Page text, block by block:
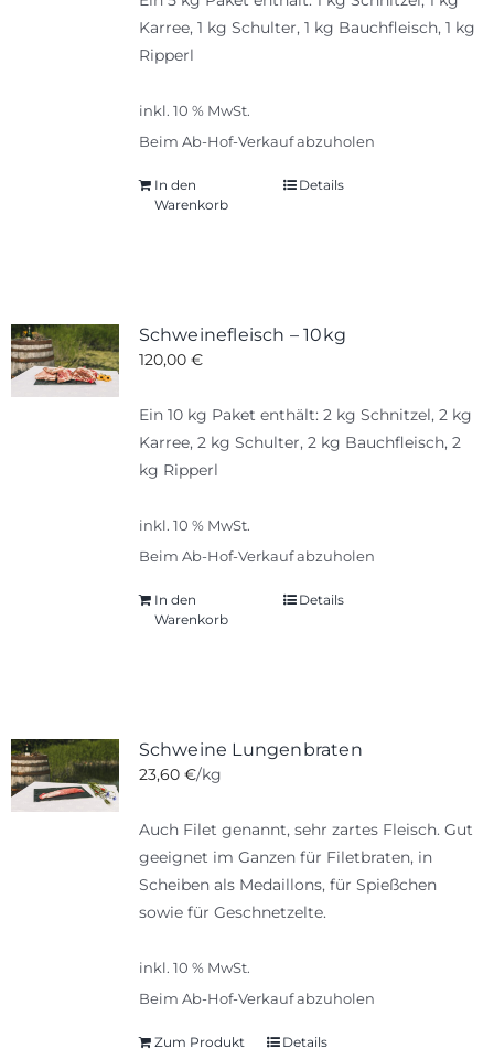
Karree, 1 kg Schulter, 1 kg Bauchfleisch, 1 kg
Ripperl
inkl. 10 % MwSt.
Beim Ab-Hof-Verkauf abzuholen
In den
Warenkorb
Details
Schweinefleisch – 10kg
120,00 €
Ein 10 kg Paket enthält: 2 kg Schnitzel, 2 kg
Karree, 2 kg Schulter, 2 kg Bauchfleisch, 2
kg Ripperl
inkl. 10 % MwSt.
Beim Ab-Hof-Verkauf abzuholen
In den
Warenkorb
Details
Schweine Lungenbraten
23,60 €/kg
Auch Filet genannt, sehr zartes Fleisch. Gut
geeignet im Ganzen für Filetbraten, in
Scheiben als Medaillons, für Spießchen
sowie für Geschnetzelte.
inkl. 10 % MwSt.
Beim Ab-Hof-Verkauf abzuholen
Zum Produkt Details